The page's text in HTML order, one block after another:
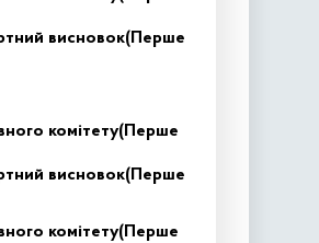
висновок(Перше
комітету(Перше
висновок(Перше
комітету(Перше